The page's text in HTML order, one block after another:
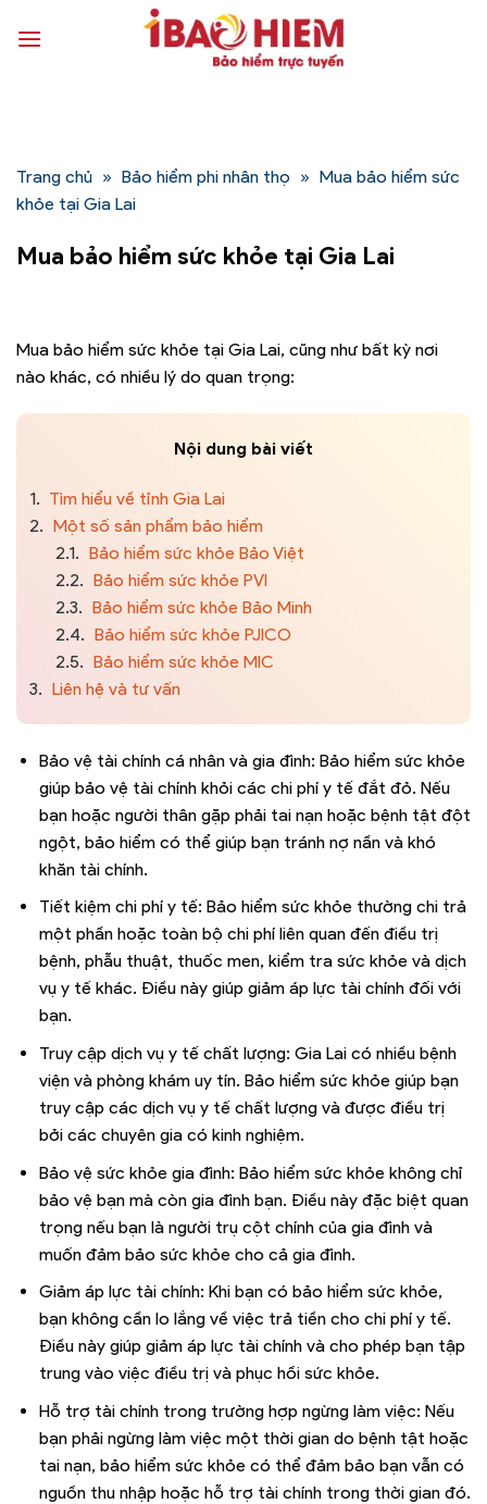
qua
Trang chủ » Bảo hiểm phi nhân thọ » Mua bảo hiểm sức
khỏe tại Gia Lai
Mua bảo hiểm sức khỏe tại Gia Lai
Mua bảo hiểm sức khỏe tại Gia Lai, cũng như bất kỳ nơi
nào khác, có nhiều lý do quan trọng:
Nội dung bài viết
1. Tìm hiểu về tỉnh Gia Lai
2. Một số sản phẩm bảo hiểm
2.1. Bảo hiểm sức khỏe Bảo Việt
2.2. Bảo hiểm sức khỏe PVI
2.3. Bảo hiểm sức khỏe Bảo Minh
2.4. Bảo hiểm sức khỏe PJICO
2.5. Bảo hiểm sức khỏe MIC
3. Liên hệ và tư vấn
Bảo vệ tài chính cá nhân và gia đình: Bảo hiểm sức khỏe
giúp bảo vệ tài chính khỏi các chi phí y tế đắt đỏ. Nếu
bạn hoặc người thân gặp phải tai nạn hoặc bệnh tật đột
ngột, bảo hiểm có thể giúp bạn tránh nợ nần và khó
khăn tài chính.
Tiết kiệm chi phí y tế: Bảo hiểm sức khỏe thường chi trả
một phần hoặc toàn bộ chi phí liên quan đến điều trị
bệnh, phẫu thuật, thuốc men, kiểm tra sức khỏe và dịch
vụ y tế khác. Điều này giúp giảm áp lực tài chính đối với
bạn.
Truy cập dịch vụ y tế chất lượng: Gia Lai có nhiều bệnh
viện và phòng khám uy tín. Bảo hiểm sức khỏe giúp bạn
truy cập các dịch vụ y tế chất lượng và được điều trị
bởi các chuyên gia có kinh nghiệm.
Bảo vệ sức khỏe gia đình: Bảo hiểm sức khỏe không chỉ
bảo vệ bạn mà còn gia đình bạn. Điều này đặc biệt quan
trọng nếu bạn là người trụ cột chính của gia đình và
muốn đảm bảo sức khỏe cho cả gia đình.
Giảm áp lực tài chính: Khi bạn có bảo hiểm sức khỏe,
bạn không cần lo lắng về việc trả tiền cho chi phí y tế.
Điều này giúp giảm áp lực tài chính và cho phép bạn tập
trung vào việc điều trị và phục hồi sức khỏe.
Hỗ trợ tài chính trong trường hợp ngừng làm việc: Nếu
bạn phải ngừng làm việc một thời gian do bệnh tật hoặc
tai nạn, bảo hiểm sức khỏe có thể đảm bảo bạn vẫn có
nguồn thu nhập hoặc hỗ trợ tài chính trong thời gian đó.